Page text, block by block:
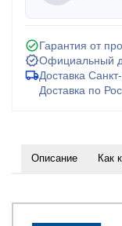
Гарантия от
Официальный
Доставка
Доставка по
Описание Как